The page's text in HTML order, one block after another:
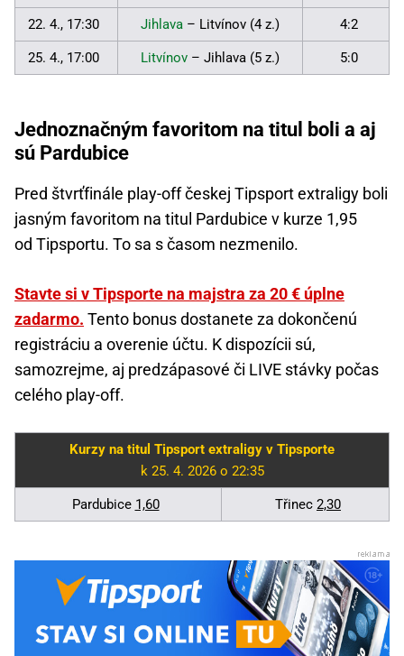
22. 4., 17:30 Jihlava – Litvínov (4 z.) 4:2
25. 4., 17:00 Litvínov – Jihlava (5 z.) 5:0
Jednoznačným favoritom na titul boli a aj
sú Pardubice
Pred štvrťfinále play-off českej Tipsport extraligy boli
jasným favoritom na titul Pardubice v kurze 1,95
od Tipsportu. To sa s časom nezmenilo.
Stavte si v Tipsporte na majstra za 20 € úplne
zadarmo. Tento bonus dostanete za dokončenú
registráciu a overenie účtu. K dispozícii sú,
samozrejme, aj predzápasové či LIVE stávky počas
celého play-off.
Kurzy na titul Tipsport extraligy v Tipsporte
k 25. 4. 2026 o 22:35
Pardubice 1,60 Třinec 2,30